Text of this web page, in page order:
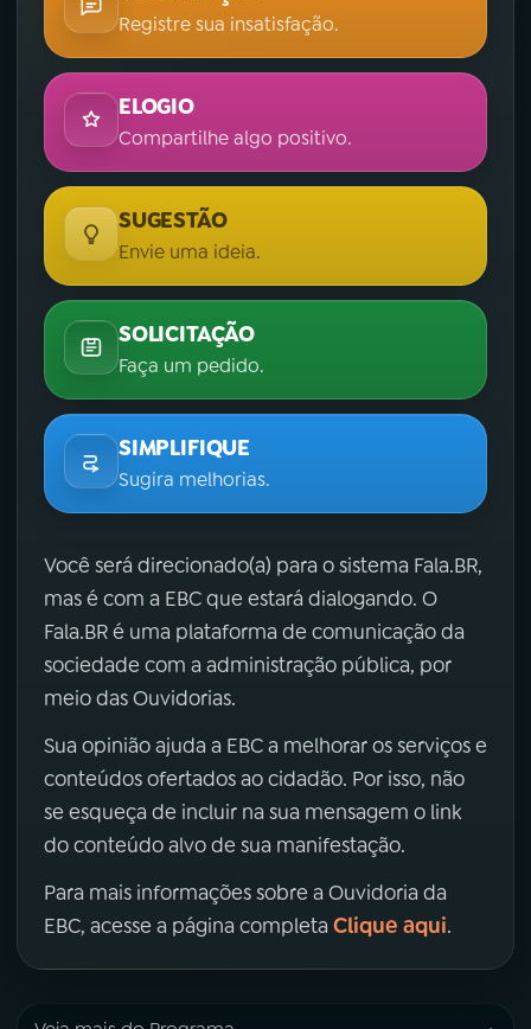
Registre sua insatisfação.
ELOGIO
Compartilhe algo positivo.
SUGESTÃO
Envie uma ideia.
SOLICITAÇÃO
Faça um pedido.
SIMPLIFIQUE
Sugira melhorias.
Você será direcionado(a) para o sistema Fala.BR,
mas é com a EBC que estará dialogando. O
Fala.BR é uma plataforma de comunicação da
sociedade com a administração pública, por
meio das Ouvidorias.
Sua opinião ajuda a EBC a melhorar os serviços e
conteúdos ofertados ao cidadão. Por isso, não
se esqueça de incluir na sua mensagem o link
do conteúdo alvo de sua manifestação.
Para mais informações sobre a Ouvidoria da
EBC, acesse a página completa Clique aqui.